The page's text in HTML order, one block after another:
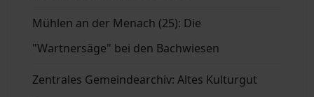
Mühlen an der Menach (25): Die
"Wartnersäge" bei den Bachwiesen
Zentrales Gemeindearchiv: Altes Kulturgut